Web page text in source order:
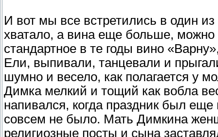
И вот мы все встретились в один
хватало, а вина еще больше, можно
стандартное в те годы вино
Ели, выпивали, танцевали и
шумно и весело, как полагается у
Димка мелкий и тощий как вобла
напивался, когда праздник был
совсем не было. Мать Димкина
религиозные посты и сына